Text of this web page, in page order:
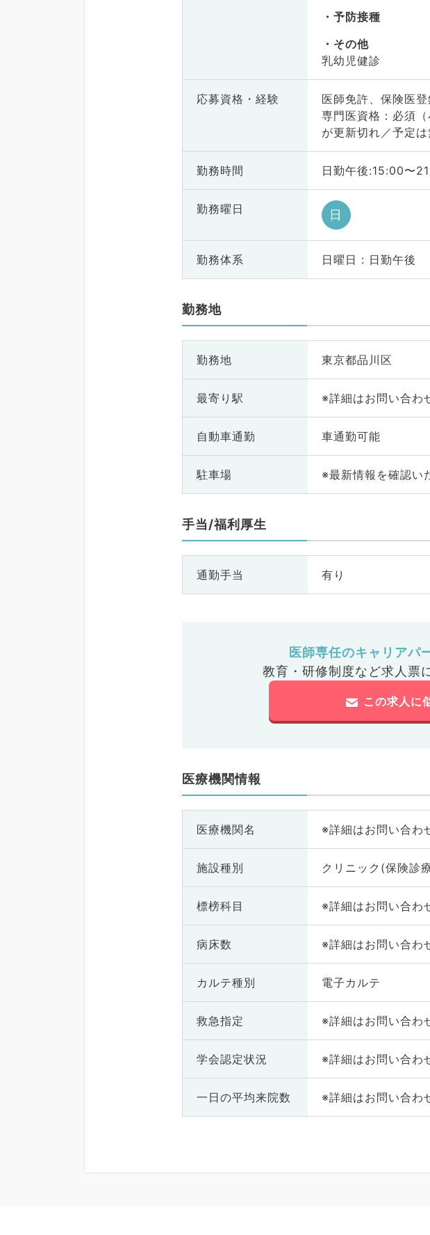
予防接種
その他
乳幼児健診
応募資格・ 経験
医師免許、保険医登
専門医資格：必須
が更新切れ／予定
勤務時間 日勤午後:15:00〜
勤務曜日 日
勤務体系 日曜日 : 日勤午後
勤務地
勤務地 東京都品川区
最寄り駅 ※詳細はお問い合わ
自動車通勤 車通勤可能
駐車場 ※最新情報を確認い
手当/福利厚生
通勤手当 有り
医師専任のキャリアパ
教育・研修制度など求人票
この求人に
医療機関情報
医療機関名 ※詳細はお問い合わ
施設種別 クリニック(保険診
標榜科目 ※詳細はお問い合わ
病床数 ※詳細はお問い合わ
カルテ種別 電子カルテ
救急指定 ※詳細はお問い合わ
学会認定状況 ※詳細はお問い合わ
一日の平均来院数 ※詳細はお問い合わ